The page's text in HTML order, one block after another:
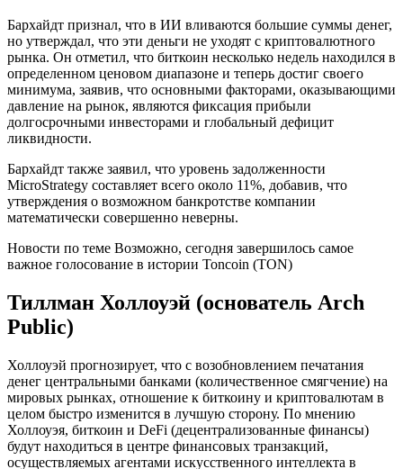
Бархайдт признал, что в ИИ вливаются большие суммы денег,
но утверждал, что эти деньги не уходят с криптовалютного
рынка. Он отметил, что биткоин несколько недель находился в
определенном ценовом диапазоне и теперь достиг своего
минимума, заявив, что основными факторами, оказывающими
давление на рынок, являются фиксация прибыли
долгосрочными инвесторами и глобальный дефицит
ликвидности.
Бархайдт также заявил, что уровень задолженности
MicroStrategy составляет всего около 11%, добавив, что
утверждения о возможном банкротстве компании
математически совершенно неверны.
Новости по теме Возможно, сегодня завершилось самое
важное голосование в истории Toncoin (TON)
Тиллман Холлоуэй (основатель Arch
Public)
Холлоуэй прогнозирует, что с возобновлением печатания
денег центральными банками (количественное смягчение) на
мировых рынках, отношение к биткоину и криптовалютам в
целом быстро изменится в лучшую сторону. По мнению
Холлоуэя, биткоин и DeFi (децентрализованные финансы)
будут находиться в центре финансовых транзакций,
осуществляемых агентами искусственного интеллекта в